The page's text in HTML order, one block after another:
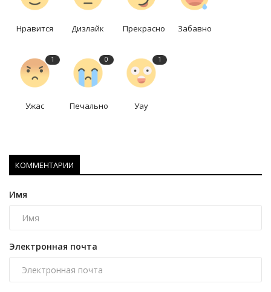
Нравится Дизлайк Прекрасно Забавно
1
Ужас
0
Печально
1
Уау
КОММЕНТАРИИ
Имя
Электронная почта